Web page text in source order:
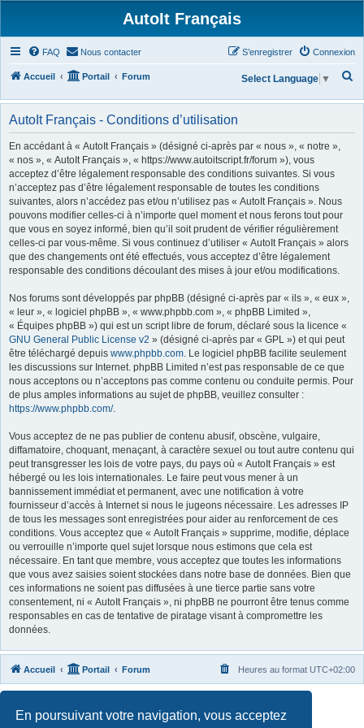
En poursuivant votre navigation, vous acceptez
AutoIt Français
FAQ Nous contacter Connexion
S’enregistrer
Accueil Portail Forum
h
Select Language ▼
AutoIt Français - Conditions d’utilisation
En accédant à « AutoIt Français » (désigné ci-après par « nous », « notre »,
« nos », « AutoIt Français », « https://www.autoitscript.fr/forum »), vous
acceptez d’être légalement responsable des conditions suivantes. Si vous
n’acceptez pas d’être légalement responsable de toutes les conditions
suivantes, alors n’accédez pas et/ou n’utilisez pas « AutoIt Français ». Nous
pouvons modifier celles-ci à n’importe quel moment et nous ferons tout pour
que vous en soyez informé, bien qu’il soit prudent de vérifier régulièrement
celles-ci par vous-même. Si vous continuez d’utiliser « AutoIt Français » alors
que des changements ont été effectués, vous acceptez d’être légalement
responsable des conditions découlant des mises à jour et/ou modifications.
Nos forums sont développés par phpBB (désigné ci-après par « ils », « eux »,
« leur », « logiciel phpBB », « www.phpbb.com », « phpBB Limited »,
« Équipes phpBB ») qui est un script libre de forum, déclaré sous la licence «
GNU General Public License v2 » (désigné ci-après par « GPL ») et qui peut
être téléchargé depuis www.phpbb.com. Le logiciel phpBB facilite seulement
les discussions sur Internet. phpBB Limited n’est pas responsable de ce que
nous acceptons ou n’acceptons pas comme contenu ou conduite permis. Pour
de plus amples informations au sujet de phpBB, veuillez consulter :
https://www.phpbb.com/.
Vous acceptez de ne pas publier de contenu abusif, obscène, vulgaire,
diffamatoire, choquant, menaçant, à caractère sexuel ou tout autre contenu qui
peut transgresser les lois de votre pays, du pays où « AutoIt Français » est
hébergé ou les lois internationales. Le faire peut vous mener à un
bannissement immédiat et permanent, avec une notification à votre
fournisseur d’accès à Internet si nous le jugeons nécessaire. Les adresses IP
de tous les messages sont enregistrées pour aider au renforcement de ces
conditions. Vous acceptez que « AutoIt Français » supprime, modifie, déplace
ou verrouille n’importe quel sujet lorsque nous estimons que cela est
nécessaire. En tant que membre, vous acceptez que toutes les informations
que vous avez saisies soient stockées dans notre base de données. Bien que
ces informations ne soient pas diffusées à une tierce partie sans votre
consentement, ni « AutoIt Français », ni phpBB ne pourront être tenus comme
responsables en cas de tentative de piratage visant à compromettre les
données.
Accueil Portail Forum Heures au format UTC+02:00
Traduit parphpBB-fr.com